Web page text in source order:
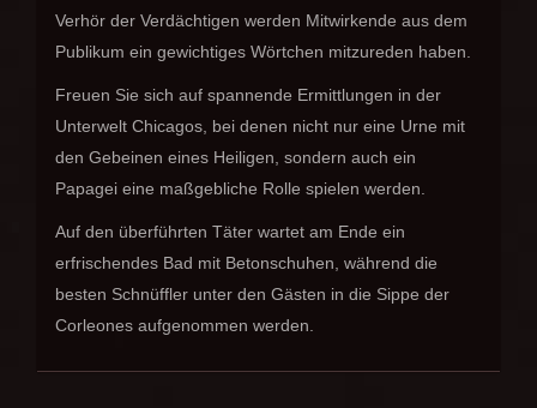
Verhör der Verdächtigen werden Mitwirkende aus dem
Publikum ein gewichtiges Wörtchen mitzureden haben.
Freuen Sie sich auf spannende Ermittlungen in der
Unterwelt Chicagos, bei denen nicht nur eine Urne mit
den Gebeinen eines Heiligen, sondern auch ein
Papagei eine maßgebliche Rolle spielen werden.
Auf den überführten Täter wartet am Ende ein
erfrischendes Bad mit Betonschuhen, während die
besten Schnüffler unter den Gästen in die Sippe der
Corleones aufgenommen werden.